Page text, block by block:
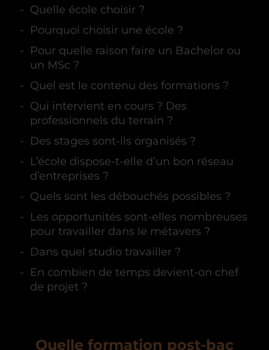
Quelle école choisir ?
Pourquoi choisir une école ?
Pour quelle raison faire un Bachelor ou
un MSc ?
Quel est le contenu des formations ?
Qui intervient en cours ? Des
professionnels du terrain ?
Des stages sont-ils organisés ?
L’école dispose-t-elle d’un bon réseau
d’entreprises ?
Quels sont les débouchés possibles ?
Les opportunités sont-elles nombreuses
pour travailler dans le métavers ?
Dans quel studio travailler ?
En combien de temps devient-on chef
de projet ?
Quelle formation post-bac